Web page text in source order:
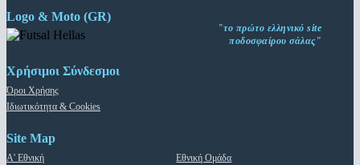
Logo & Moto (GR)
"το πρώτο ελληνικό site
ποδοσφαίρου σάλας"
Χρήσιμοι Σύνδεσμοι
Όροι Χρήσης
Ιδιωτικότητα & Cookies
Site Map
Α' Εθνική
Εθνική Ομάδα